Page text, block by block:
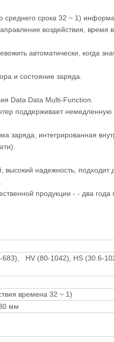
среднего срока 32 ~ 1)
воздействия, время
автоматически, когда
и состояние заряда.
Data Data Multi-Function.
поддерживает немедленную
заряда, интегрированная
надежность, подходит
продукции - - два года
HV (80-1042), HS (30.6-
времена 32 ~ 1)
мм